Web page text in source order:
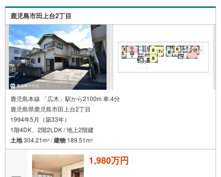
ば近隣の資料をお持ちいたします 他にもご覧になりたい物
件があれば、遠慮なくお申し付けください 店頭で住宅ロー
ンのご相談、資金計画、お申込みが可能です 売却のご相
談・査定も無料で受付中 お家のことならハウスドゥ鹿児島
中央の南日本ハウスにお任せ下さい！
鹿児島市田上台2丁目
鹿児島本線 「広木」駅から2100m 車:4分
鹿児島県鹿児島市田上台2丁目
1994年5月（築33年）
1階4DK、2階2LDK / 地上2階建
土地304.21m2 /建物 189.51m2
1,980万円